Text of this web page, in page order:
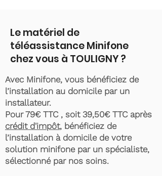
Le matériel de
téléassistance Minifone
chez vous à TOULIGNY ?
Avec Minifone, vous bénéficiez de
l’installation au domicile par un
installateur.
Pour 79€ TTC , soit 39,50€ TTC après
crédit d'impôt, bénéficiez de
l’installation à domicile de votre
solution minifone par un spécialiste,
sélectionné par nos soins.